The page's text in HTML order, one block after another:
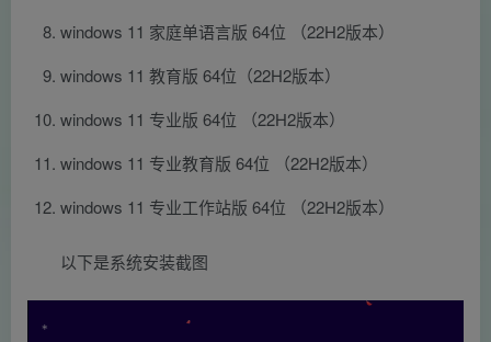
windows 11 家庭单语言版 64位 （22H2版本）
windows 11 教育版 64位（22H2版本）
windows 11 专业版 64位 （22H2版本）
windows 11 专业教育版 64位 （22H2版本）
windows 11 专业工作站版 64位 （22H2版本）
以下是系统安装截图